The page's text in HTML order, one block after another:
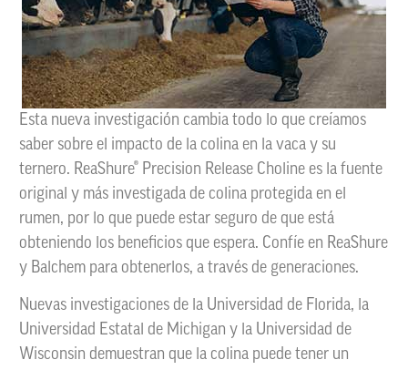
Esta nueva investigación cambia todo lo que creíamos
saber sobre el impacto de la colina en la vaca y su
ternero. ReaShure® Precision Release Choline es la fuente
original y más investigada de colina protegida en el
rumen, por lo que puede estar seguro de que está
obteniendo los beneficios que espera. Confíe en ReaShure
y Balchem para obtenerlos, a través de generaciones.
Nuevas investigaciones de la Universidad de Florida, la
Universidad Estatal de Michigan y la Universidad de
Wisconsin demuestran que la colina puede tener un